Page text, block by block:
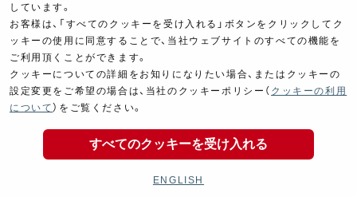
16,900(税込￥18,590)
ツーリングブレイクタイム
製品ポスター
Copyright ©YOSHIMURA JAPAN Co,Ltd. All Rights
しています。
お客様は、「すべてのクッキーを受け入れる」ボタンをクリックしてク
ッキーの使用に同意することで、当社ウェブサイトのすべての機能を
ご利用頂くことができます。
クッキーについての詳細をお知りになりたい場合、またはクッキーの
設定変更をご希望の場合は、当社のクッキーポリシー（ クッキーの利用
について ）をご覧ください。
すべてのクッキーを受け入れる
ENGLISH